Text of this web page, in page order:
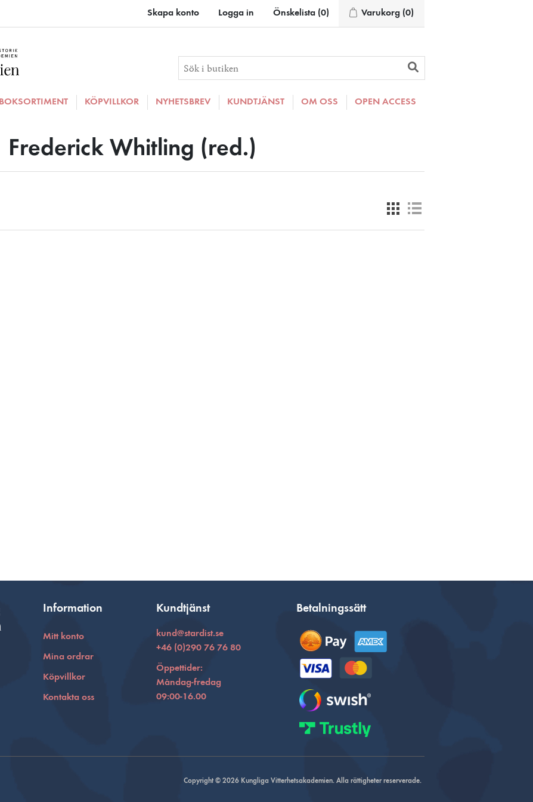
Skapa konto Logga in Önskelista (0) Varukorg (0)
BOKSORTIMENT KÖPVILLKOR NYHETSBREV KUNDTJÄNST OM OSS OPEN ACCESS
Frederick Whitling (red.)
Information
Mitt konto
Mina ordrar
Köpvillkor
Kontakta oss
Kundtjänst
kund@stardist.se
+46 (0)290 76 76 80
Öppettider:
Måndag-fredag
09:00-16.00
Betalningssätt
Copyright © 2026 Kungliga Vitterhetsakademien. Alla rättigheter reserverade.